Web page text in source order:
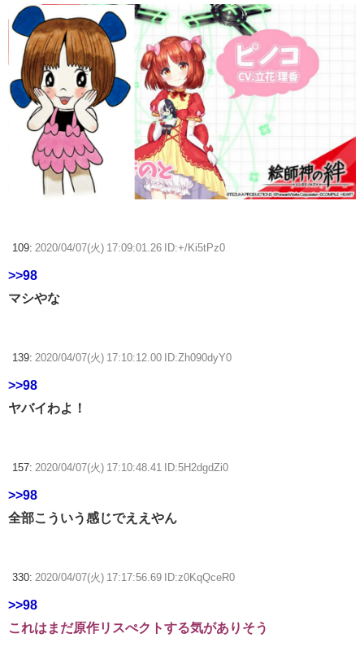
109: 2020/04/07(火) 17:09:01.26 ID:+/Ki5tPz0
>>98
マシやな
139: 2020/04/07(火) 17:10:12.00 ID:Zh090dyY0
>>98
ヤバイわよ！
157: 2020/04/07(火) 17:10:48.41 ID:5H2dgdZi0
>>98
全部こういう感じでええやん
330: 2020/04/07(火) 17:17:56.69 ID:z0KqQceR0
>>98
これはまだ原作リスぺクトする気がありそう